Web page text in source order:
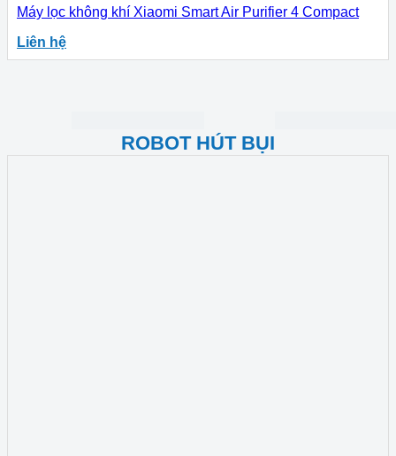
Máy lọc không khí Xiaomi Smart Air Purifier 4 Compact
Liên hệ
ROBOT HÚT BỤI